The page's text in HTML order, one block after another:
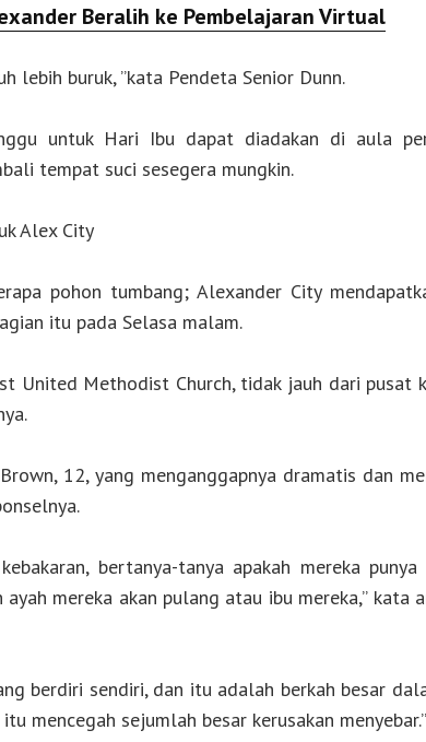
Beralih ke Pembelajaran Virtual
lebih buruk, ”kata Pendeta Senior Dunn.
untuk Hari Ibu dapat diadakan di aula
tempat suci sesegera mungkin.
Alex City
pohon tumbang; Alexander City
itu pada Selasa malam.
United Methodist Church, tidak jauh dari pusat
12, yang menganggapnya dramatis dan
bertanya-tanya apakah mereka punya
mereka akan pulang atau ibu mereka,” kata
berdiri sendiri, dan itu adalah berkah besar
mencegah sejumlah besar kerusakan menyebar.”